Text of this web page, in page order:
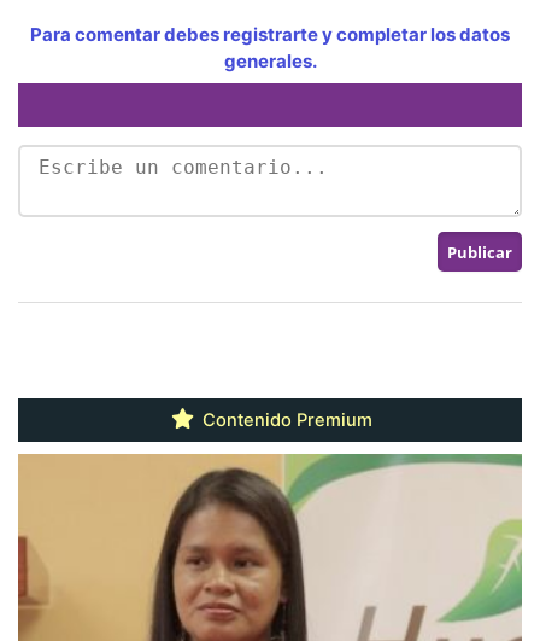
Para comentar debes registrarte y completar los datos
generales.
Contenido Premium